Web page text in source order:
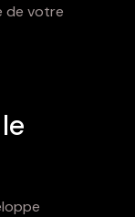
de votre